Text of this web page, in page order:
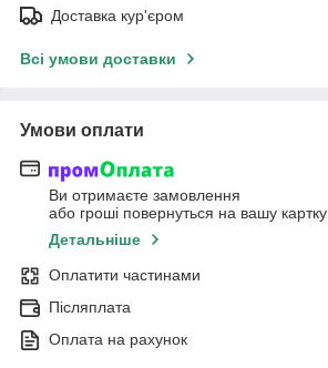
Доставка кур'єром
Всі умови доставки
Умови оплати
Ви отримаєте замовлення
або гроші повернуться на вашу картку
Детальніше
Оплатити частинами
Післяплата
Оплата на рахунок